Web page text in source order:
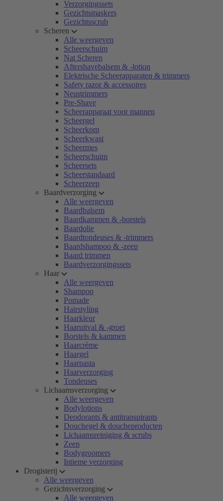
Verzorgingssets
Gezichtsmaskers
Gezichtsscrub
Scheren
Alle weergeven
Scheerschuim
Nat Scheren
Aftershavebalsem & -lotion
Elektrische Scheerapparaten & trimmers
Safety razor & accessoires
Neustrimmers
Pre-Shave
Scheerapparaat voor mannen
Scheergel
Scheerkom
Scheerkwast
Scheermes
Scheerschuim
Scheersets
Scheerstandaard
Scheerzeep
Baardverzorging
Alle weergeven
Baardbalsem
Baardkammen & -borstels
Baardolie
Baardtondeuses & -trimmers
Baardshampoo & -zeep
Baard trimmen
Baardverzorgingssets
Haar
Alle weergeven
Shampoo
Pomade
Hairstyling
Haarkleur
Haaruitval & -groei
Borstels & kammen
Haarcrème
Haargel
Haarpasta
Haarverzorging
Tondeuses
Lichaamsverzorging
Alle weergeven
Bodylotions
Deodorants & antitranspirants
Douchegel & doucheproducten
Lichaamsreiniging & scrubs
Zeep
Bodygroomers
Intieme verzorging
Drogisterij
Alle weergeven
Gezichtsverzorging
Alle weergeven